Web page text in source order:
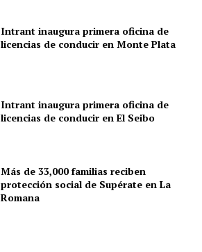
Intrant inaugura primera oficina de
licencias de conducir en Monte Plata
Intrant inaugura primera oficina de
licencias de conducir en El Seibo
Más de 33,000 familias reciben
protección social de Supérate en La
Romana